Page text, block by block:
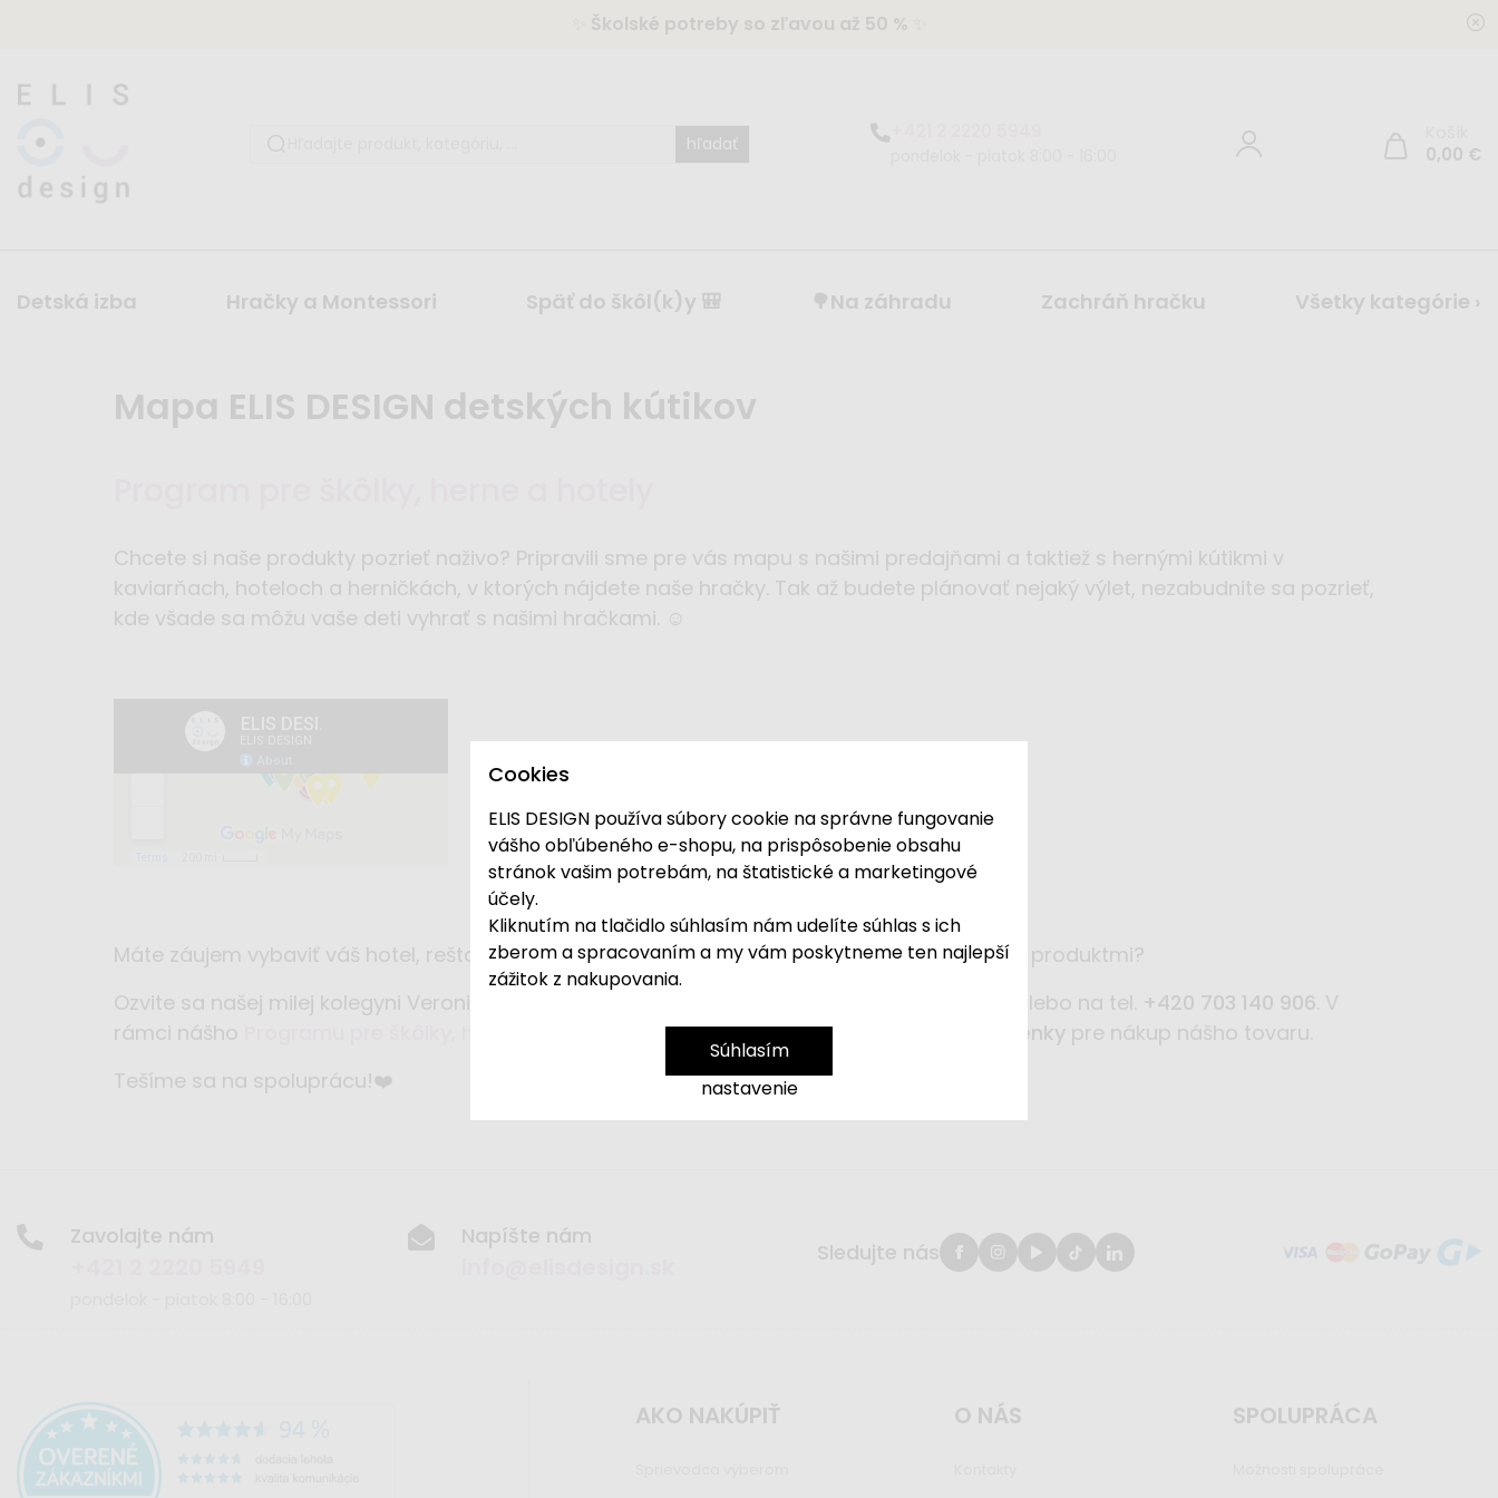
Školské potreby so zľavou až 50 %
hľadať
0,00 €
Detská izba Hračky a Montessori Späť do škôl(k)y 🎒 🌳Na záhradu Zachráň hračku Všetky kategórie ›
Mapa ELIS DESIGN detských kútikov
Chcete si naše produkty pozrieť naživo? Pripravili sme pre vás mapu s našimi predajňami a taktiež s hernými kútikmi v
kaviarňach, hoteloch a herničkách, v ktorých nájdete naše hračky. Tak až budete plánovať nejaký výlet, nezabudnite sa pozrieť,
kde všade sa môžu vaše deti vyhrať s našimi hračkami. ☺️
Máte záujem vybaviť váš hotel, reštauráciu, kaviareň alebo priamo herničku našimi skvelými produktmi?
Ozvite sa našej milej kolegyni Veronice Maršálkovej na
alebo na tel. +420 703 140 906 . V
rámci nášho
vám môžeme ponúknuť špeciálne podmienky pre nákup nášho tovaru.
Tešíme sa na spoluprácu!❤️
Zavolajte nám Napíšte nám
Sledujte nás
AKO NAKÚPIŤ O NÁS SPOLUPRÁCA
Cookies
ELIS DESIGN používa súbory cookie na správne fungovanie
vášho obľúbeného e-shopu, na prispôsobenie obsahu
stránok vašim potrebám, na štatistické a marketingové
účely.
Kliknutím na tlačidlo súhlasím nám udelíte súhlas s ich
zberom a spracovaním a my vám poskytneme ten najlepší
zážitok z nakupovania.
Súhlasím
nastavenie